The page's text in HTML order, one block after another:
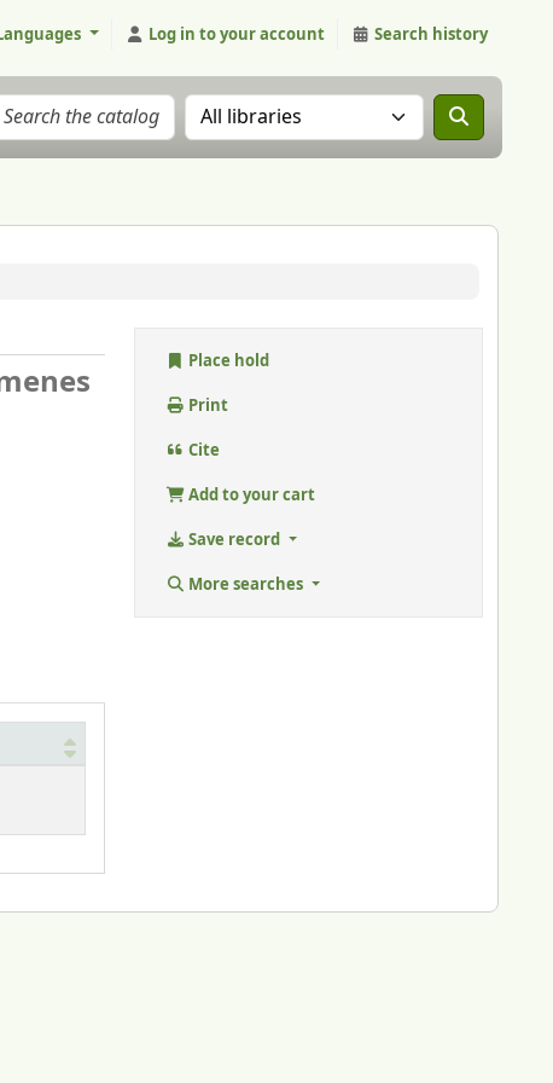
Log in to your account Search history
Search the catalog in:
Place hold
Print
Cite
Add to your cart
Save record
More searches